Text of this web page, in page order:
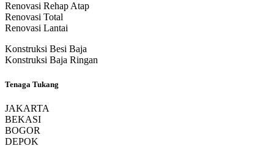
Renovasi Rehap Atap
Renovasi Total
Renovasi Lantai
Konstruksi Besi Baja
Konstruksi Baja Ringan
Tenaga Tukang
JAKARTA
BEKASI
BOGOR
DEPOK